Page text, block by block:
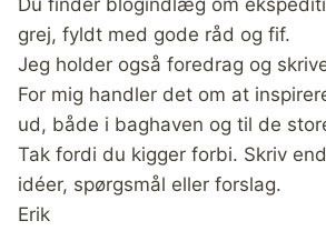
Du finder blogindlæg om
grej, fyldt med gode råd og fif.
Jeg holder også foredrag og
For mig handler det om at
ud, både i baghaven og til de
Tak fordi du kigger forbi. Skriv
idéer, spørgsmål eller forslag.
Erik